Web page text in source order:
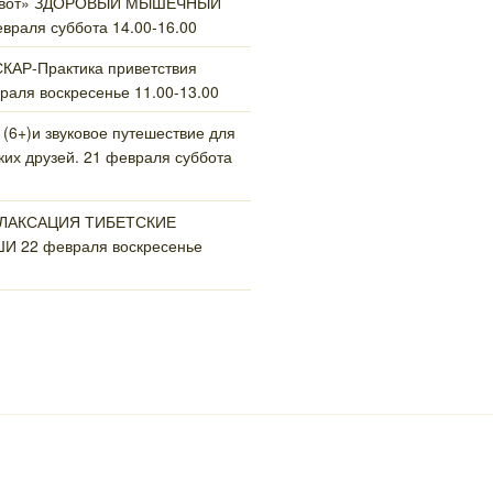
суббота 14.00-16.00
Практика приветствия
воскресенье 11.00-13.00
звуковое путешествие для
друзей. 21 февраля суббота
ТИБЕТСКИЕ
февраля воскресенье